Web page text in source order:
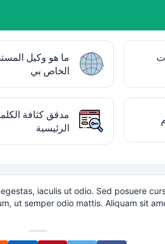
ما هو وكيل
الخاص بي
مدقق كثافة
الرئيسية
iaculis ut odio. Sed posuere
ut semper odio mattis. Aliquam sit